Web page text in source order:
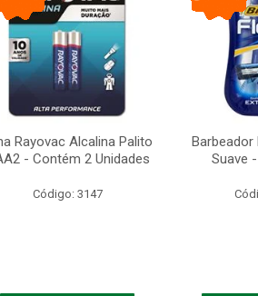
Rayovac Alcalina Palito
- Contém 2 Unidades
Código: 3147
Barbeador
Suave